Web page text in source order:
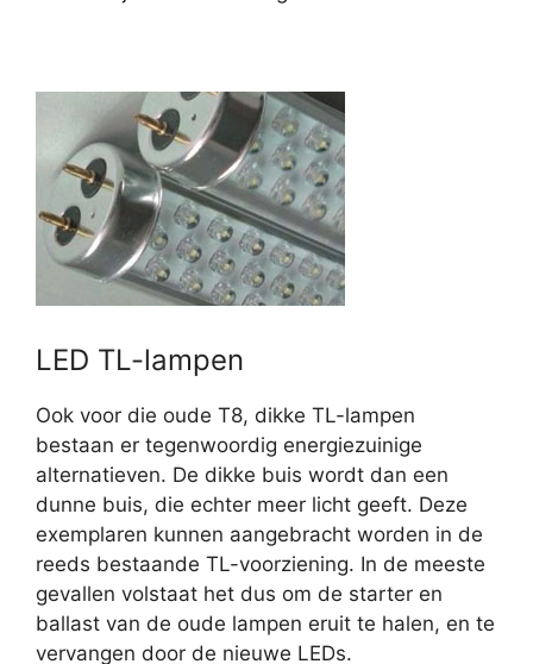
LED TL-lampen
Ook voor die oude T8, dikke TL-lampen
bestaan er tegenwoordig energiezuinige
alternatieven. De dikke buis wordt dan een
dunne buis, die echter meer licht geeft. Deze
exemplaren kunnen aangebracht worden in de
reeds bestaande TL-voorziening. In de meeste
gevallen volstaat het dus om de starter en
ballast van de oude lampen eruit te halen, en te
vervangen door de nieuwe LEDs.